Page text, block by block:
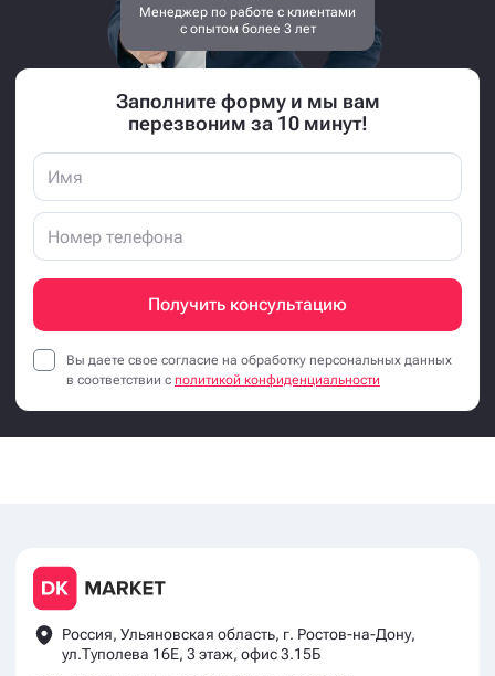
Менеджер по работе с клиентами
с опытом более 3 лет
Заполните форму и мы вам
перезвоним за 10 минут!
Получить консультацию
Вы даете свое согласие на обработку персональных данных
в соответствии с политикой конфиденциальности
Россия, Ульяновская область, г. Ростов-на-Дону,
ул.Туполева 16Е, 3 этаж, офис 3.15Б